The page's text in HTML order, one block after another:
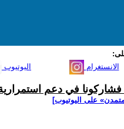
اليوتيوب الانستغرام
فشاركونا في دعم
على اليوتيوب]